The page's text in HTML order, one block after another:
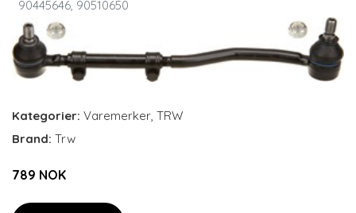
90445646, 90510650
Kategorier: Varemerker, TRW
Brand: Trw
789 NOK